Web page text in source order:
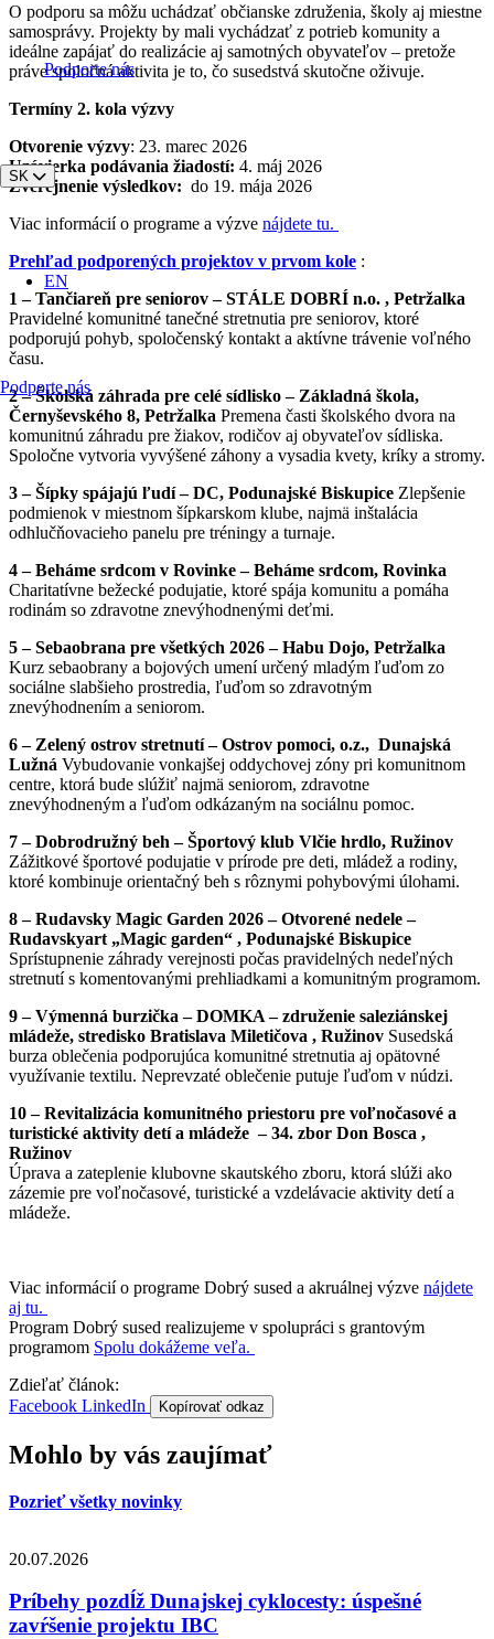
Podporte nás
SK
EN
Podporte nás
O podporu sa môžu uchádzať občianske združenia, školy aj miestne
samosprávy. Projekty by mali vychádzať z potrieb komunity a
ideálne zapájať do realizácie aj samotných obyvateľov – pretože
práve spoločná aktivita je to, čo susedstvá skutočne oživuje.
Termíny 2. kola výzvy
Otvorenie výzvy: 23. marec 2026
Uzávierka podávania žiadostí: 4. máj 2026
Zverejnenie výsledkov: do 19. mája 2026
Viac informácií o programe a výzve nájdete tu.
Prehľad podporených projektov v prvom kole :
1 – Tančiareň pre seniorov – STÁLE DOBRÍ n.o. , Petržalka
Pravidelné komunitné tanečné stretnutia pre seniorov, ktoré
podporujú pohyb, spoločenský kontakt a aktívne trávenie voľného
času.
2 – Školská záhrada pre celé sídlisko – Základná škola,
Černyševského 8, Petržalka Premena časti školského dvora na
komunitnú záhradu pre žiakov, rodičov aj obyvateľov sídliska.
Spoločne vytvoria vyvýšené záhony a vysadia kvety, kríky a stromy.
3 – Šípky spájajú ľudí – DC, Podunajské Biskupice Zlepšenie
podmienok v miestnom šípkarskom klube, najmä inštalácia
odhlučňovacieho panelu pre tréningy a turnaje.
4 – Beháme srdcom v Rovinke – Beháme srdcom, Rovinka
Charitatívne bežecké podujatie, ktoré spája komunitu a pomáha
rodinám so zdravotne znevýhodnenými deťmi.
5 – Sebaobrana pre všetkých 2026 – Habu Dojo, Petržalka
Kurz sebaobrany a bojových umení určený mladým ľuďom zo
sociálne slabšieho prostredia, ľuďom so zdravotným
znevýhodnením a seniorom.
6 – Zelený ostrov stretnutí – Ostrov pomoci, o.z., Dunajská
Lužná Vybudovanie vonkajšej oddychovej zóny pri komunitnom
centre, ktorá bude slúžiť najmä seniorom, zdravotne
znevýhodneným a ľuďom odkázaným na sociálnu pomoc.
7 – Dobrodružný beh – Športový klub Vlčie hrdlo, Ružinov
Zážitkové športové podujatie v prírode pre deti, mládež a rodiny,
ktoré kombinuje orientačný beh s rôznymi pohybovými úlohami.
8 – Rudavsky Magic Garden 2026 – Otvorené nedele –
Rudavskyart „Magic garden“ , Podunajské Biskupice
Sprístupnenie záhrady verejnosti počas pravidelných nedeľných
stretnutí s komentovanými prehliadkami a komunitným programom.
9 – Výmenná burzička – DOMKA – združenie saleziánskej
mládeže, stredisko Bratislava Miletičova , Ružinov Susedská
burza oblečenia podporujúca komunitné stretnutia aj opätovné
využívanie textilu. Neprevzaté oblečenie putuje ľuďom v núdzi.
10 – Revitalizácia komunitného priestoru pre voľnočasové a
turistické aktivity detí a mládeže – 34. zbor Don Bosca ,
Ružinov
Úprava a zateplenie klubovne skautského zboru, ktorá slúži ako
zázemie pre voľnočasové, turistické a vzdelávacie aktivity detí a
mládeže.
Viac informácií o programe Dobrý sused a akruálnej výzve nájdete
aj tu.
Program Dobrý sused realizujeme v spolupráci s grantovým
programom Spolu dokážeme veľa.
Zdieľať článok:
Facebook LinkedIn Kopírovať odkaz
Mohlo by vás zaujímať
Pozrieť všetky novinky
20.07.2026
Príbehy pozdĺž Dunajskej cyklocesty: úspešné
zavŕšenie projektu IBC